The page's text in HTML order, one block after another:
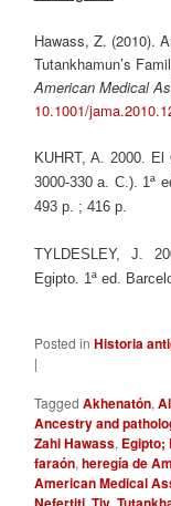
Hawass, Z. (2010).
Tutankhamun’s
American Medical
10.1001/
KUHRT, A. 2000. El
3000-330 a. C.). 1ª
493 p. ; 416 p.
TYLDESLEY, J.
Egipto. 1ª ed.
Posted in Historia
|
Tagged Akhenatón,
Ancestry and
Zahi Hawass, Egipto;
faraón, heregía de
American Medical